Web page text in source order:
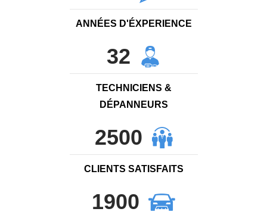
ANNÉES D'ÉXPERIENCE
32
TECHNICIENS &
DÉPANNEURS
2500
CLIENTS SATISFAITS
1900